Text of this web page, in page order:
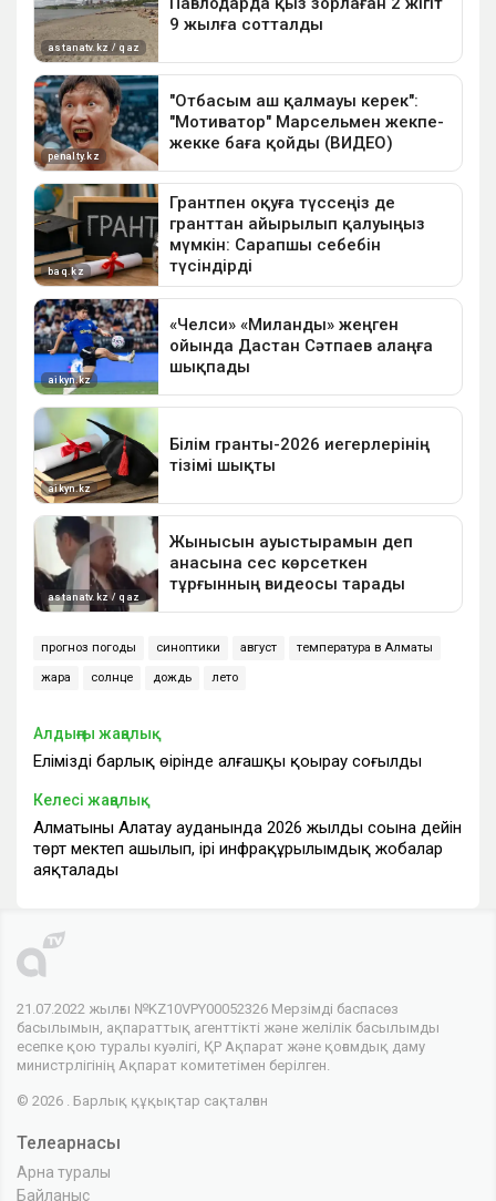
прогноз погоды синоптики август температура в Алматы
жара солнце дождь лето
Алдыңғы жаңалық
Еліміздің барлық өңірінде алғашқы қоңырау соғылды
Келесі жаңалық
Алматының Алатау ауданында 2026 жылдың соңына дейін
төрт мектеп ашылып, ірі инфрақұрылымдық жобалар
аяқталады
21.07.2022 жылғы №KZ10VPY00052326 Мерзімді баспасөз
басылымын, ақпараттық агенттікті және желілік басылымды
есепке қою туралы куәлігі, ҚР Ақпарат және қоғамдық даму
министрлігінің Ақпарат комитетімен берілген.
© 2026 . Барлық құқықтар сақталған
Телеарнасы
Арна туралы
Байланыс